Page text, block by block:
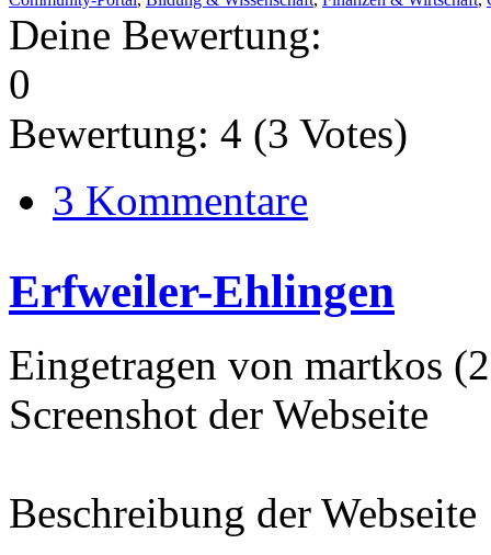
Deine Bewertung:
0
Bewertung: 4 (3 Votes)
3 Kommentare
Erfweiler-Ehlingen
Eingetragen von martkos
Screenshot der Webseite
Beschreibung der Webseite